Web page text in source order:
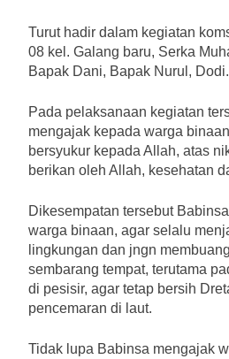
Turut hadir dalam kegiatan
08 kel. Galang baru, Serka
Bapak Dani, Bapak Nurul, Dodi.
Pada pelaksanaan kegiatan
mengajak kepada warga
bersyukur kepada Allah, atas
berikan oleh Allah, kesehatan
Dikesempatan tersebut
warga binaan, agar selalu
lingkungan dan jngn
sembarang tempat, terutama
di pesisir, agar tetap bersih
pencemaran di laut.
Tidak lupa Babinsa mengajak